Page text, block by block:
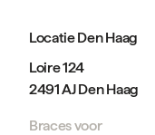
Locatie Den Haag
Loire 124
2491 AJ Den Haag
Braces voor